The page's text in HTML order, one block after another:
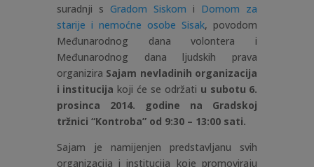
suradnji s Gradom Siskom i Domom za
starije i nemoćne osobe Sisak, povodom
Međunarodnog dana volontera i
Međunarodnog dana ljudskih prava
organizira Sajam nevladinih organizacija
i institucija koji će se održati u subotu 6.
prosinca 2014. godine na Gradskoj
tržnici “Kontroba” od 9:30 – 13:00 sati.
Sajam je namijenjen predstavljanu svih
organizacija i institucija koje promoviraju